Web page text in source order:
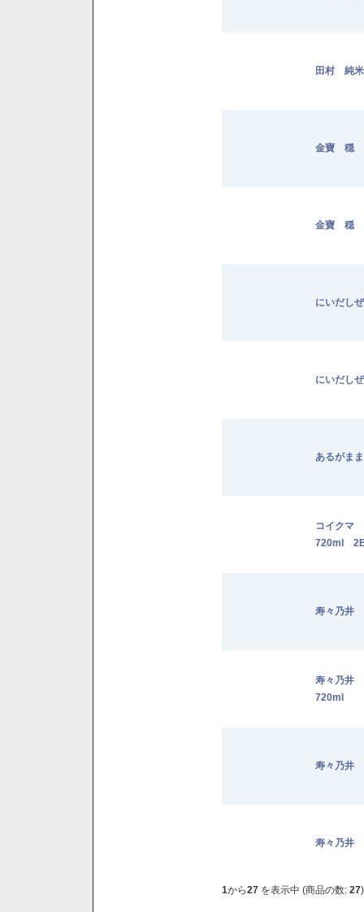
田村 純
金寶 穏
金寶 穏
にいだし
にいだし
あるがま
コイクマ
720ml
寿々乃井
寿々乃井
720ml
寿々乃井
寿々乃井
1から27 を表示中 (商品の数: 27)